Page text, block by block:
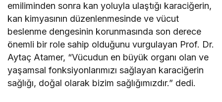
emiliminden sonra kan yoluyla ulaştığı karaciğerin,
kan kimyasının düzenlenmesinde ve vücut
beslenme dengesinin korunmasında son derece
önemli bir role sahip olduğunu vurgulayan Prof. Dr.
Aytaç Atamer, “Vücudun en büyük organı olan ve
yaşamsal fonksiyonlarımızı sağlayan karaciğerin
sağlığı, doğal olarak bizim sağlığımızdır.” dedi.